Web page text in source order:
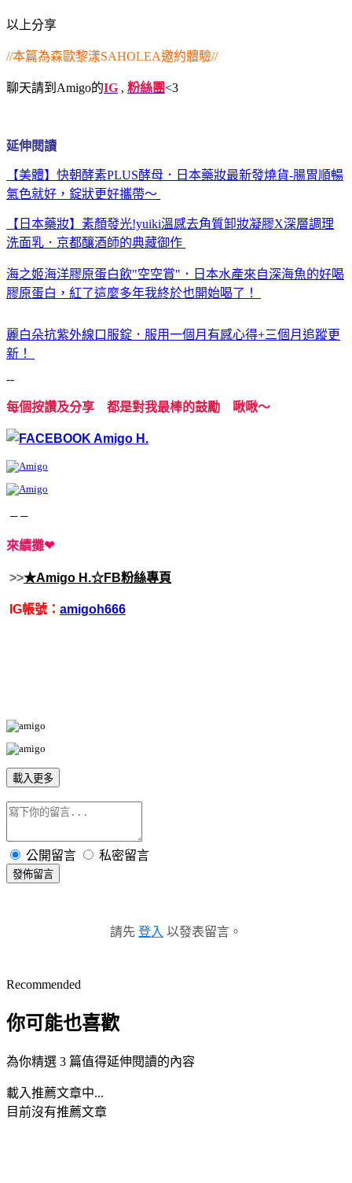
以上分享
//本篇為森歐黎漾SAHOLEA邀約體驗//
聊天請到Amigo的IG , 粉絲團<3
延伸閱讀
【美體】快朝酵素PLUS酵母．日本藥妝最新發燒貨-腸胃順暢
氣色就好，錠狀更好攜帶～
【日本藥妝】素顏發光!yuiki溫感去角質卸妝凝膠X深層調理
洗面乳．京都釀酒師的典藏御作
海之姬海洋膠原蛋白飲"空空賞"．日本水產來自深海魚的好喝
膠原蛋白，紅了這麼多年我終於也開始喝了！
麗白朵抗紫外線口服錠．服用一個月有感心得+三個月追蹤更
新！
--
每個按讚及分享 都是對我最棒的鼓勵 啾啾～
－－
來續攤❤
>>★Amigo H.☆FB粉絲專頁
IG帳號： amigoh666
載入更多
公開留言 私密留言
發佈留言
請先 登入 以發表留言。
Recommended
你可能也喜歡
為你精選 3 篇值得延伸閱讀的內容
載入推薦文章中...
目前沒有推薦文章